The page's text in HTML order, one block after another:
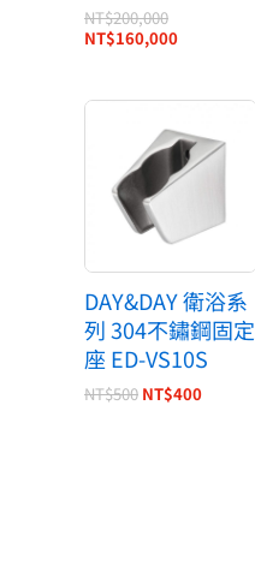
NT$200,000
NT$160,000
DAY&DAY 衛浴系
列 304不鏽鋼固定
座 ED-VS10S
NT$500
原
價
格：
NT$500。
NT$400
目
價
格：